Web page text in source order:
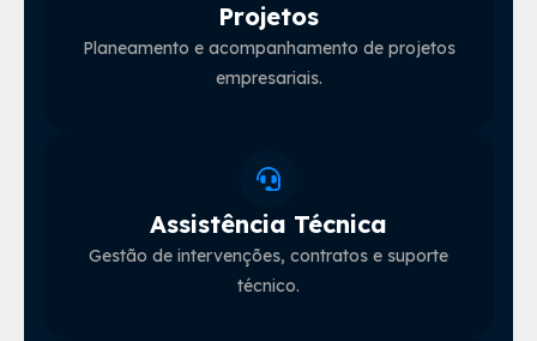
Projetos
Planeamento e acompanhamento de projetos
empresariais.
Assistência Técnica
Gestão de intervenções, contratos e suporte
técnico.